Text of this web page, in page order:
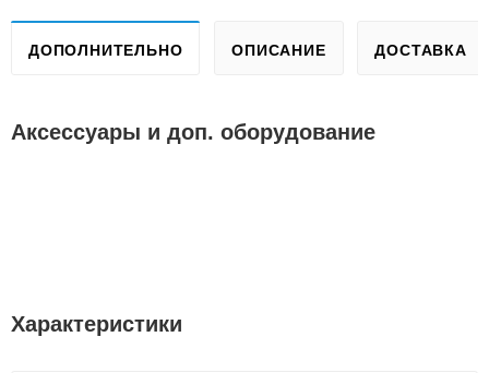
ДОПОЛНИТЕЛЬНО ОПИСАНИЕ ДОСТАВКА
Аксессуары и доп. оборудование
Характеристики